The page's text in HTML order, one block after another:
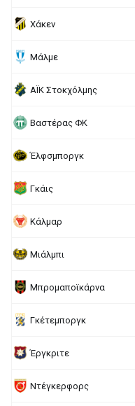
Χάκεν
Μάλμε
ΑΪΚ Στοκχόλμης
Βαστέρας ΦΚ
Έλφσμποργκ
Γκάις
Κάλμαρ
Μιάλμπι
Μπρομαποϊκάρνα
Γκέτεμποργκ
Έργκριτε
Ντέγκερφορς